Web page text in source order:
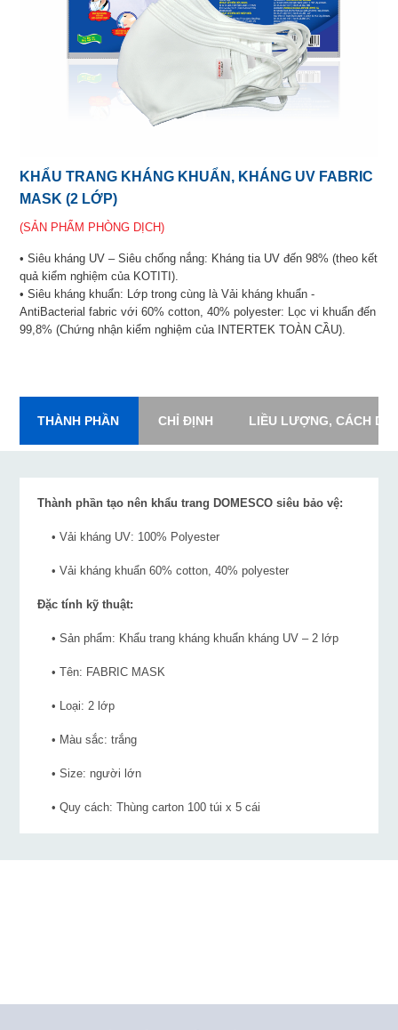
KHẨU TRANG KHÁNG KHUẨN, KHÁNG UV FABRIC
MASK (2 LỚP)
(SẢN PHẨM PHÒNG DỊCH)
• Siêu kháng UV – Siêu chống nắng: Kháng tia UV đến 98% (theo kết
quả kiểm nghiệm của KOTITI).
• Siêu kháng khuẩn: Lớp trong cùng là Vải kháng khuẩn -
AntiBacterial fabric với 60% cotton, 40% polyester: Lọc vi khuẩn đến
99,8% (Chứng nhận kiểm nghiệm của INTERTEK TOÀN CẦU).
THÀNH PHẦN CHỈ ĐỊNH LIỀU LƯỢNG, CÁCH
Thành phần tạo nên khẩu trang DOMESCO siêu bảo vệ:
• Vải kháng UV: 100% Polyester
• Vải kháng khuẩn 60% cotton, 40% polyester
Đặc tính kỹ thuật:
• Sản phẩm: Khẩu trang kháng khuẩn kháng UV – 2 lớp
• Tên: FABRIC MASK
• Loại: 2 lớp
• Màu sắc: trắng
• Size: người lớn
• Quy cách: Thùng carton 100 túi x 5 cái